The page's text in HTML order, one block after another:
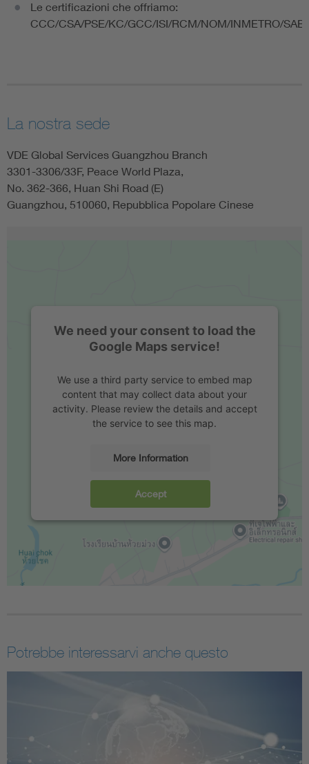
Le certificazioni che offriamo:
CCC/CSA/PSE/KC/GCC/ISI/RCM/NOM/INMETRO/
La nostra sede
VDE Global Services Guangzhou Branch
3301-3306/33F, Peace World Plaza,
No. 362-366, Huan Shi Road (E)
Guangzhou, 510060, Repubblica Popolare Cinese
We need your consent to load the
Google Maps service!
We use a third party service to embed map
content that may collect data about your
activity. Please review the details and accept
the service to see this map.
More Information
Accept
Potrebbe interessarvi anche questo